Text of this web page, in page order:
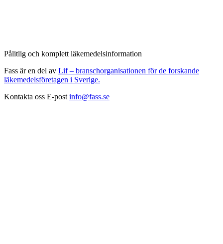
Pålitlig och komplett läkemedelsinformation
Fass är en del av Lif – branschorganisationen för de forskande
läkemedelsföretagen i Sverige.
Kontakta oss E-post info@fass.se